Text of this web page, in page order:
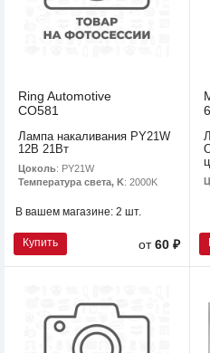
Ring Automotive
CO581
Лампа накаливания PY21W
12В 21Вт
Цоколь: PY21W
Температура света, K: 2000K
В вашем магазине: 2 шт.
Купить от60 ₽